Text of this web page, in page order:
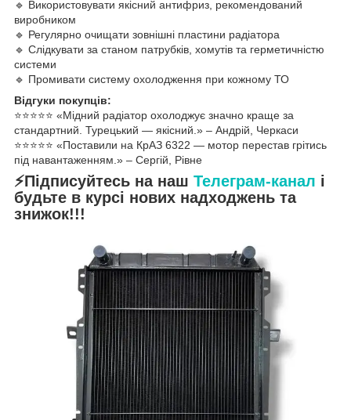
🔹 Використовувати якісний антифриз, рекомендований
виробником
🔹 Регулярно очищати зовнішні пластини радіатора
🔹 Слідкувати за станом патрубків, хомутів та герметичністю
системи
🔹 Промивати систему охолодження при кожному ТО
Відгуки покупців:
⭐️⭐️⭐️⭐️⭐️ «Мідний радіатор охолоджує значно краще за
стандартний. Турецький — якісний.» – Андрій, Черкаси
⭐️⭐️⭐️⭐️⭐️ «Поставили на КрАЗ 6322 — мотор перестав грітись
під навантаженням.» – Сергій, Рівне
⚡Підписуйтесь на наш Телеграм-канал і
будьте в курсі нових надходжень та
знижок!!!